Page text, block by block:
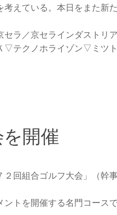
えている。本日をまた新
ラ／京セラインダストリ
テクノホライゾン▽ミツ
開催
回組合ゴルフ大会」（幹
トを開催する名門コース